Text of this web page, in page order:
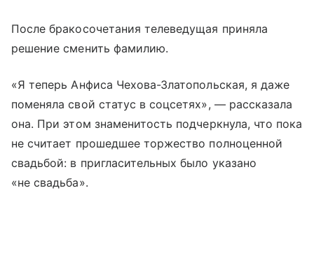
После бракосочетания телеведущая приняла
решение сменить фамилию.
«Я теперь Анфиса Чехова-Златопольская, я даже
поменяла свой статус в соцсетях», — рассказала
она. При этом знаменитость подчеркнула, что пока
не считает прошедшее торжество полноценной
свадьбой: в пригласительных было указано
«не свадьба».